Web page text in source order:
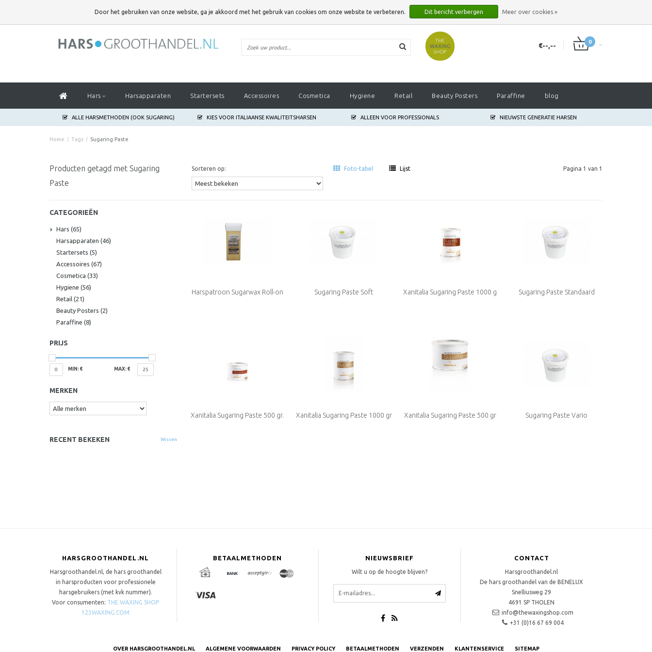
GA JE AKKOORD MET HET GEBRUIK VAN COOKIES OM ONZE WEBSITE TE VERBETEREN.
€--,-- 0
Hars Harsapparaten Startersets Accessoires Cosmetica Hygiene Retail Beauty Posters Paraffine blog
ALLE HARSMETHODEN (OOK SUGARING) KIES VOOR ITALIAANSE KWALITEITSHARSEN ALLEEN VOOR PROFESSIONALS NIEUWSTE GENERATIE HARSEN
Home / Tags / Sugaring Paste
Producten getagd met Sugaring
Paste
Sorteren op: Foto-tabel Lijst Pagina 1 van 1
CATEGORIEËN
Hars (65)
Harsapparaten (46)
Startersets (5)
Accessoires (67)
Cosmetica (33)
Hygiene (56)
Retail (21)
Beauty Posters (2)
Paraffine (8)
PRIJS
0 MIN: € MAX: € 25
MERKEN
RECENT BEKEKEN Wissen
Harspatroon Sugarwax Roll-on Sugaring Paste Soft Xanitalia Sugaring Paste 1000 g Sugaring Paste Standaard
Xanitalia Sugaring Paste 500 gr. Xanitalia Sugaring Paste 1000 gr Xanitalia Sugaring Paste 500 gr Sugaring Paste Vario
HARSGROOTHANDEL.NL
Harsgroothandel.nl, de hars groothandel
in harsproducten voor professionele
harsgebruikers (met kvk nummer).
Voor consumenten: THE WAXING SHOP
123WAXING.COM
BETAALMETHODEN NIEUWSBRIEF
Wilt u op de hoogte blijven?
CONTACT
Harsgroothandel.nl
De hars groothandel van de BENELUX
Snelliusweg 29
4691 SP THOLEN
info@thewaxingshop.com
+31 (0)16 67 69 004
OVER HARSGROOTHANDEL.NL ALGEMENE VOORWAARDEN PRIVACY POLICY BETAALMETHODEN VERZENDEN KLANTENSERVICE SITEMAP
Door het gebruiken van onze website, ga je akkoord met het gebruik van cookies om onze website te verbeteren. Dit bericht verbergen Meer over cookies »